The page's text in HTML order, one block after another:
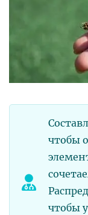
чтобы
чтобы